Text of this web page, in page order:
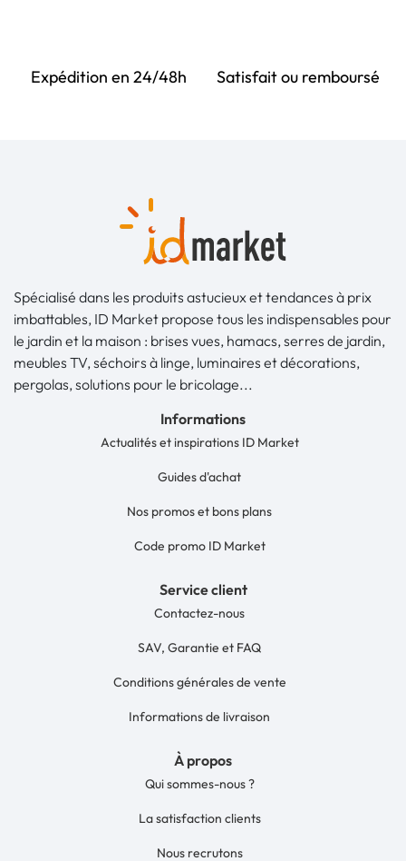
Expédition en 24/48h Satisfait ou remboursé
Spécialisé dans les produits astucieux et tendances à prix
imbattables, ID Market propose tous les indispensables pour
le jardin et la maison : brises vues, hamacs, serres de jardin,
meubles TV, séchoirs à linge, luminaires et décorations,
pergolas, solutions pour le bricolage...
Informations
Actualités et inspirations ID Market
Guides d'achat
Nos promos et bons plans
Code promo ID Market
Service client
Contactez-nous
SAV, Garantie et FAQ
Conditions générales de vente
Informations de livraison
À propos
Qui sommes-nous ?
La satisfaction clients
Nous recrutons